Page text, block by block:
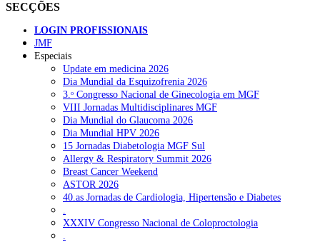
NOTÍCIAS RECENTES
Quase 11.900 jovens recorreram aos cheques psicólogo e
nutricionista no primeiro mês 7 de Agosto, 2026
ULS de Coimbra estreia cirurgia endoscópica do ouvido com
apoio robótico em Portugal 7 de Agosto, 2026
Enfermeiros exigem esclarecimentos sobre eventual gestão
privada da ULS do Algarve
Ordem dos Médicos alerta para riscos no novo sistema de acesso
a consultas e cirurgias 7 de Agosto, 2026
SECÇÕES
LOGIN PROFISSIONAIS
JMF
Especiais
Update em medicina 2026
Dia Mundial da Esquizofrenia 2026
3.ᵒ Congresso Nacional de Ginecologia em MGF
VIII Jornadas Multidisciplinares MGF
Dia Mundial do Glaucoma 2026
Dia Mundial HPV 2026
15 Jornadas Diabetologia MGF Sul
Allergy & Respiratory Summit 2026
Breast Cancer Weekend
ASTOR 2026
40.as Jornadas de Cardiologia, Hipertensão e Diabetes
.
XXXIV Congresso Nacional de Coloproctologia
.